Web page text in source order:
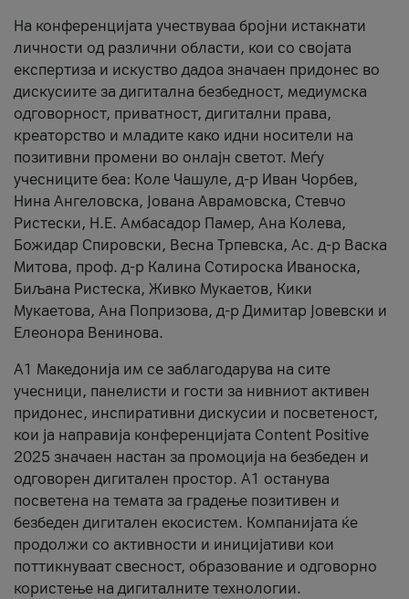
На конференцијата учествуваа бројни истакнати
личности од различни области, кои со својата
експертиза и искуство дадоа значаен придонес во
дискусиите за дигитална безбедност, медиумска
одговорност, приватност, дигитални права,
креаторство и младите како идни носители на
позитивни промени во онлајн светот. Меѓу
учесниците беа: Коле Чашуле, д-р Иван Чорбев,
Нина Ангеловска, Јована Аврамовска, Стевчо
Ристески, Н.Е. Амбасадор Памер, Ана Колева,
Божидар Спировски, Весна Трпевска, Ас. д-р Васка
Митова, проф. д-р Калина Сотироска Иваноска,
Биљана Ристеска, Живко Мукаетов, Кики
Мукаетова, Ана Попризова, д-р Димитар Јовевски и
Елеонора Венинова.
А1 Македонија им се заблагодарува на сите
учесници, панелисти и гости за нивниот активен
придонес, инспиративни дискусии и посветеност,
кои ја направија конференцијата Content Positive
2025 значаен настан за промоција на безбеден и
одговорен дигитален простор. А1 останува
посветена на темата за градење позитивен и
безбеден дигитален екосистем. Компанијата ќе
продолжи со активности и иницијативи кои
поттикнуваат свесност, образование и одговорно
користење на дигиталните технологии.